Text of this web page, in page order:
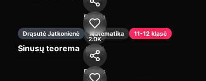
Dalintis
Įjungti
Drąsutė Jatkonienė Matematika 11-12 klasė
Sinusų teorema
2.0K
Dalintis